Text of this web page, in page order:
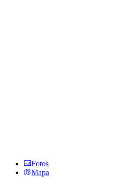
Fotos
Mapa